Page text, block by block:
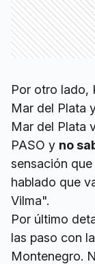
Por otro lado,
Mar del Plata
Mar del Plata
PASO y no
sensación
hablado que
Vilma".
Por último
las paso con
Montenegro.